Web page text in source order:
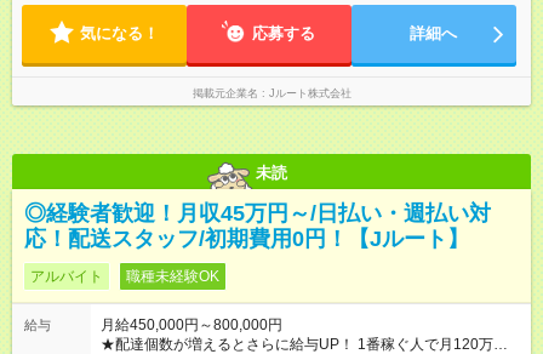
気になる！ 応募する 詳細へ
掲載元企業名 Jルート株式会社
未読
◎経験者歓迎！月収45万円～/日払い・週払い対
応！配送スタッフ/初期費用0円！【Jルート】
アルバイト 職種未経験OK
給与
月給450,000円～800,000円
★配達個数が増えるとさらに給与UP！ 1番稼ぐ人で月120万ほ